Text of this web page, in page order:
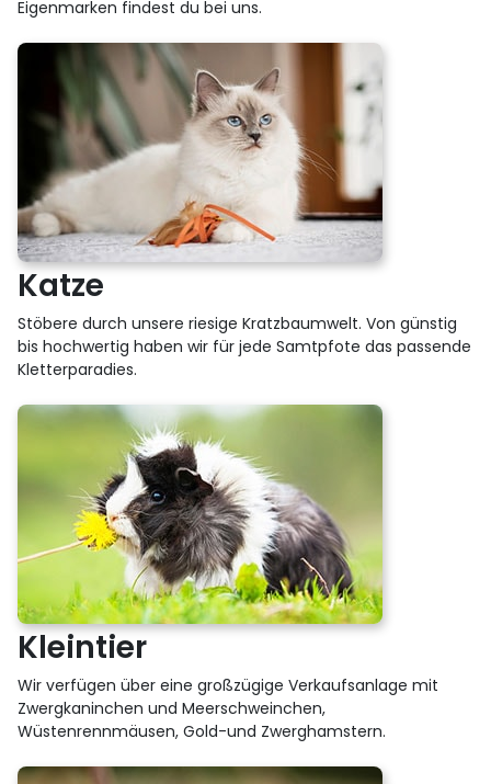
Eigenmarken findest du bei uns.
Katze
Stöbere durch unsere riesige Kratzbaumwelt. Von günstig
bis hochwertig haben wir für jede Samtpfote das passende
Kletterparadies.
Kleintier
Wir verfügen über eine großzügige Verkaufsanlage mit
Zwergkaninchen und Meerschweinchen,
Wüstenrennmäusen, Gold-und Zwerghamstern.